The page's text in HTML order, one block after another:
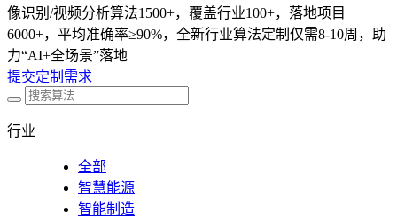
像识别/视频分析算法1500+，覆盖行业100+，落地项目
6000+，平均准确率≥90%，全新行业算法定制仅需8-10周，助
力“AI+全场景”落地
提交定制需求
行业
全部
智慧能源
智能制造